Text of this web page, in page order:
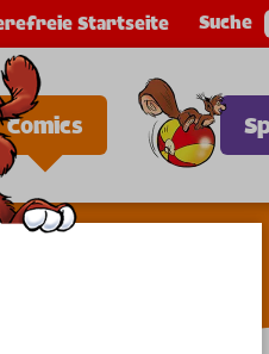
Startseite Suche
Comics